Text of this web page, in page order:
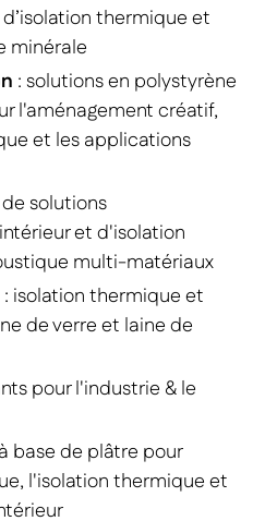
thermique et
minérale
: solutions en polystyrène
l'aménagement créatif,
et les applications
solutions
et d'isolation
multi-matériaux
: isolation thermique et
de verre et laine de
pour l'industrie & le
base de plâtre pour
l'isolation thermique et